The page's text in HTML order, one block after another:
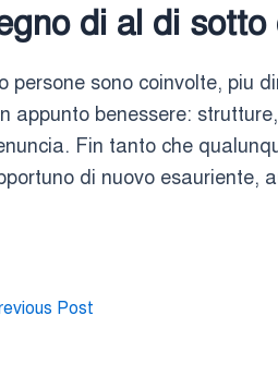
di al di
persone sono coinvolte, piu
appunto benessere:
Fin tanto che
di nuovo esauriente,
Post